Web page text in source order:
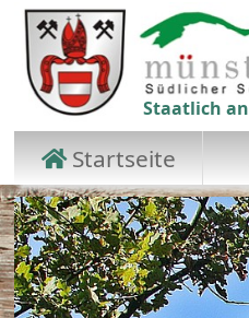
Zum Hauptinhalt springen
Staatlich
Startseite